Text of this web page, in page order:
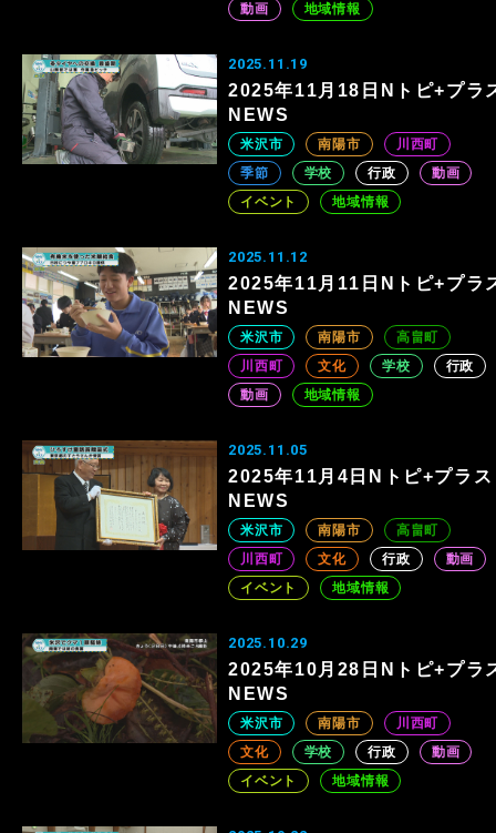
動画
地域情報
2025.11.19
2025年11月18日Nトピ+プラ
NEWS
米沢市 南陽市
川西町
季節
学校 行政
動画
イベント
地域情報
2025.11.12
2025年11月11日Nトピ+プラ
NEWS
米沢市 南陽市
高畠町
川西町
文化 学校
行政
動画
地域情報
2025.11.05
2025年11月4日Nトピ+プラス
NEWS
米沢市 南陽市
高畠町
川西町
文化 行政
動画
イベント
地域情報
2025.10.29
2025年10月28日Nトピ+プラ
NEWS
米沢市 南陽市
川西町
文化
学校 行政
動画
イベント
地域情報